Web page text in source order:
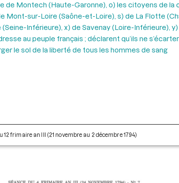
de Montech (Haute-Garonne), o) les citoyens de la
Mont-sur-Loire (Saône-et-Loire), s) de La Flotte
Inférieure), x) de Savenay (Loire-Inférieure),
au peuple français ; déclarent qu’ils ne
le sol de la liberté de tous les hommes de sang
12 frimaire an III (21 novembre au 2 décembre 1794)